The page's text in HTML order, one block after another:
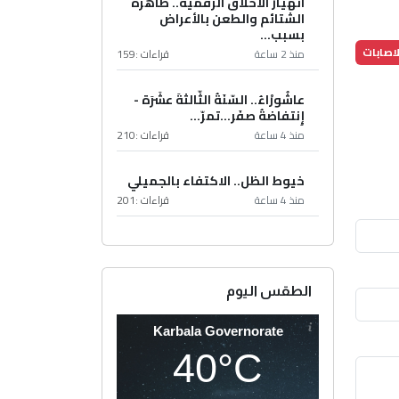
الشتائم والطعن بالأعراض
بسبب...
منذ 2 ساعة قراءات :159
عاشُورْاءُ.. السّنَةُ الثّالثةَ عشَرَة -
إِنتفاضةُ صفَر…تمرّ...
منذ 4 ساعة قراءات :210
خيوط الظل.. الاكتفاء بالجميلي
منذ 4 ساعة قراءات :201
الطقس اليوم
Karbala Governorate
40°C